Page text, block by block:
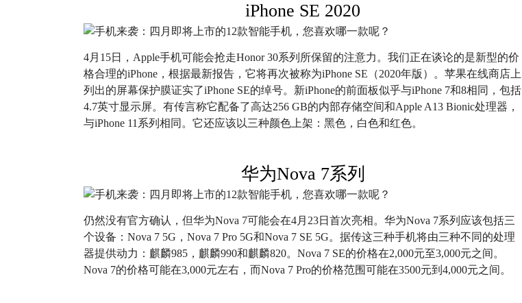
iPhone SE 2020
4月15日，Apple手机可能会抢走Honor 30系列所保留的注意力。我们正在谈论的是新型的价
格合理的iPhone，根据最新报告，它将再次被称为iPhone SE（2020年版）。苹果在线商店上
列出的屏幕保护膜证实了iPhone SE的绰号。新iPhone的前面板似乎与iPhone 7和8相同，包括
4.7英寸显示屏。有传言称它配备了高达256 GB的内部存储空间和Apple A13 Bionic处理器，
与iPhone 11系列相同。它还应该以三种颜色上架：黑色，白色和红色。
华为Nova 7系列
仍然没有官方确认，但华为Nova 7可能会在4月23日首次亮相。华为Nova 7系列应该包括三
个设备：Nova 7 5G，Nova 7 Pro 5G和Nova 7 SE 5G。据传这三种手机将由三种不同的处理
器提供动力：麒麟985，麒麟990和麒麟820。Nova 7 SE的价格在2,000元至3,000元之间。
Nova 7的价格可能在3,000元左右，而Nova 7 Pro的价格范围可能在3500元到4,000元之间。